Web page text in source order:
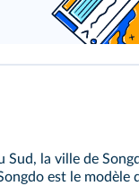
Sud, la ville de
est le modèle